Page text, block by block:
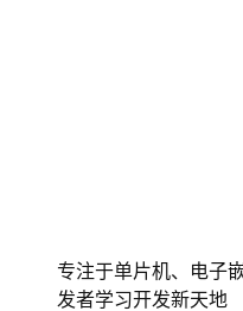
专注于单片机、电子
发者学习开发新天地